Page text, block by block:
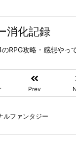
消化記録
RPG攻略・感想やって
Prev
ルファンタジー